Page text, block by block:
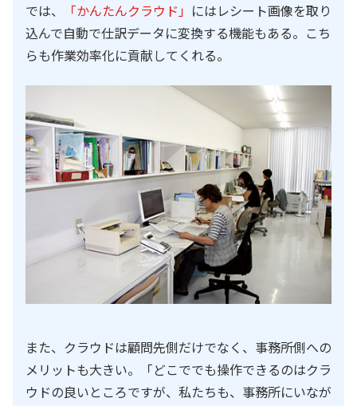
では、
「かんたんクラウド」 にはレシート画像を取り
込んで自動で仕訳データに変換する機能もある。こち
らも作業効率化に貢献してくれる。
また、クラウドは顧問先側だけでなく、事務所側への
メリットも大きい。「どこででも操作できるのはクラ
ウドの良いところですが、私たちも、事務所にいなが